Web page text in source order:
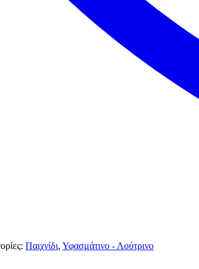
Παιχνίδι, Υφασμάτινο - Λούτρινο